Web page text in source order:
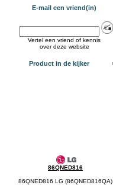
E-mail een vriend(in)
Vertel een vriend of kennis
over deze website
Product in de kijker
86QNED816
86QNED816 LG (86QNED816QA)